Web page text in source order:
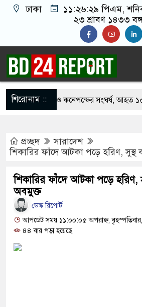
ঢাকা ১১:২৬:৩০ পিএম,
২০২৬, ২৩ শ্রাবণ ১৪৩৩
শিরোনাম ::
খাবার নিয়ে বর ও কনেপক্ষের সংঘর্ষ, আহত ১০
শঙ্কায় দেশজুড়ে পুলিশের সতর্কতা জারি
যুবদল সভাপতি আটক, ভিডিও ভাইরাল
দায়ী থাকবে জামায়াত-এনসিপি: রাশেদ
দিলেন জামায়াত বহিষ্কাকৃত গাজী নজরুলের
প্রচ্ছদ
সারাদেশ
শিকারির ফাঁদে আটকা পড়ে হরিণ, সুস্থ
শিকারির ফাঁদে আটকা পড়ে হরিণ,
অবমুক্ত
ডেস্ক রিপোর্ট
আপডেট সময় ১১:০০:০৫ অপরাহ্ন,
৪৪ বার পড়া হয়েছে